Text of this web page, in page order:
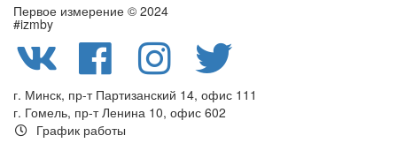
Первое измерение © 2024
#izmby
г. Минск, пр-т Партизанский 14, офис 111
г. Гомель, пр-т Ленина 10, офис 602
График работы